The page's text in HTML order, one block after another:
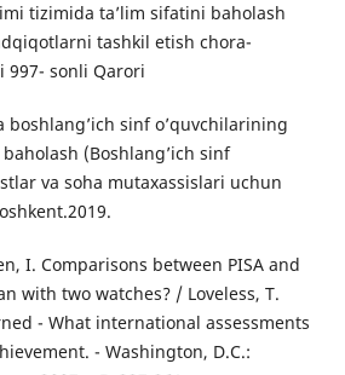
tizimida ta’lim sifatini baholash
tashkil etish chora-
997- sonli Qarori
sinf o’quvchilarining
(Boshlang’ich sinf
va soha mutaxassislari uchun
I. Comparisons between PISA and
with two watches? / Loveless, T.
- What international assessments
- Washington, D.C.: